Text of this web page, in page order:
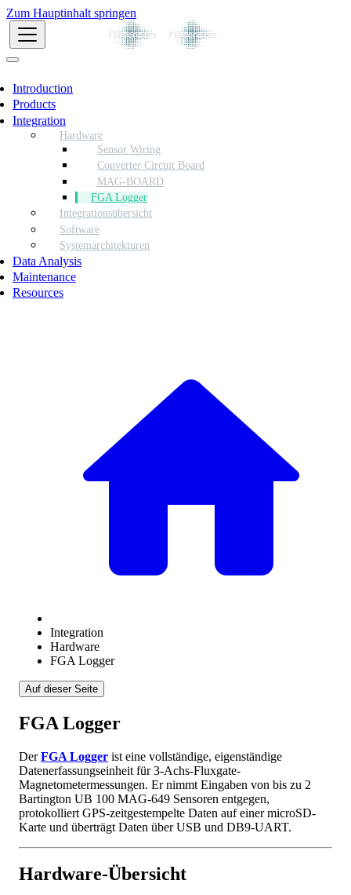
Zum Hauptinhalt springen
Introduction
Products
Integration
Hardware
Sensor Wiring
Converter Circuit Board
MAG-BOARD
FGA Logger
Integrationsübersicht
Software
Systemarchitekturen
Data Analysis
Maintenance
Resources
Integration
Hardware
FGA Logger
Auf dieser Seite
FGA Logger
DerFGA Logger ist eine vollständige, eigenständige
Datenerfassungseinheit für 3-Achs-Fluxgate-
Magnetometermessungen. Er nimmt Eingaben von bis zu 2
Bartington UB 100 MAG-649 Sensoren entgegen,
protokolliert GPS-zeitgestempelte Daten auf einer microSD-
Karte und überträgt Daten über USB und DB9-UART.
Hardware-Übersicht